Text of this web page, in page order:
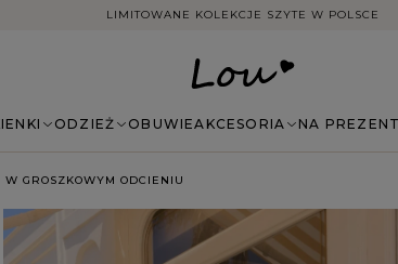
DARMOWA DOSTAWA ZAMÓWIEŃ NA TERENIE
ODZIEŻ OBUWIEAKCESORIA NA PREZENT
GROSZKOWYM ODCIENIU